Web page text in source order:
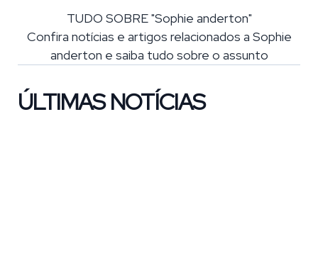
TUDO SOBRE "Sophie anderton"
Confira notícias e artigos relacionados a Sophie
anderton e saiba tudo sobre o assunto
ÚLTIMAS NOTÍCIAS